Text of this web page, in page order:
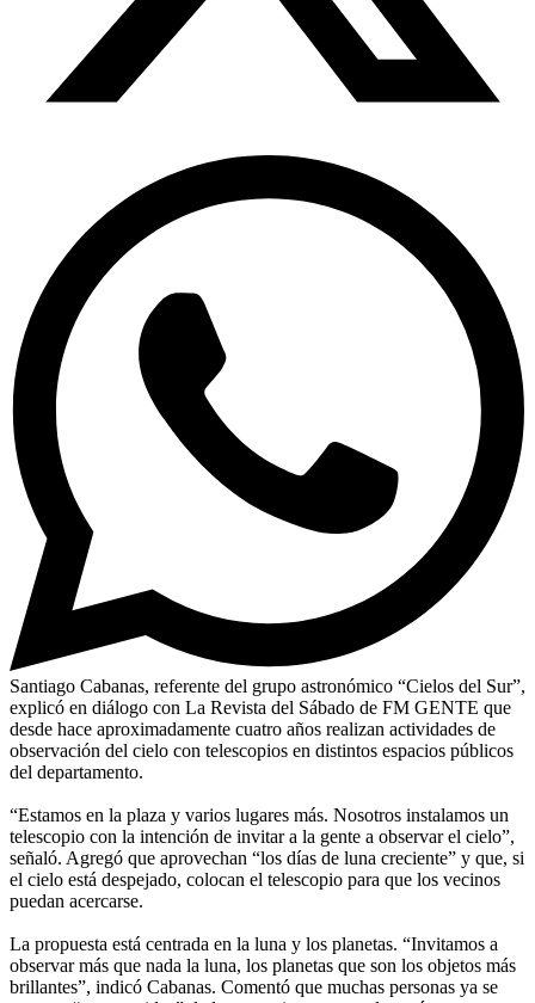
Santiago Cabanas, referente del grupo astronómico “Cielos del Sur”,
explicó en diálogo con La Revista del Sábado de FM GENTE que
desde hace aproximadamente cuatro años realizan actividades de
observación del cielo con telescopios en distintos espacios públicos
del departamento.
“Estamos en la plaza y varios lugares más. Nosotros instalamos un
telescopio con la intención de invitar a la gente a observar el cielo”,
señaló. Agregó que aprovechan “los días de luna creciente” y que, si
el cielo está despejado, colocan el telescopio para que los vecinos
puedan acercarse.
La propuesta está centrada en la luna y los planetas. “Invitamos a
observar más que nada la luna, los planetas que son los objetos más
brillantes”, indicó Cabanas. Comentó que muchas personas ya se